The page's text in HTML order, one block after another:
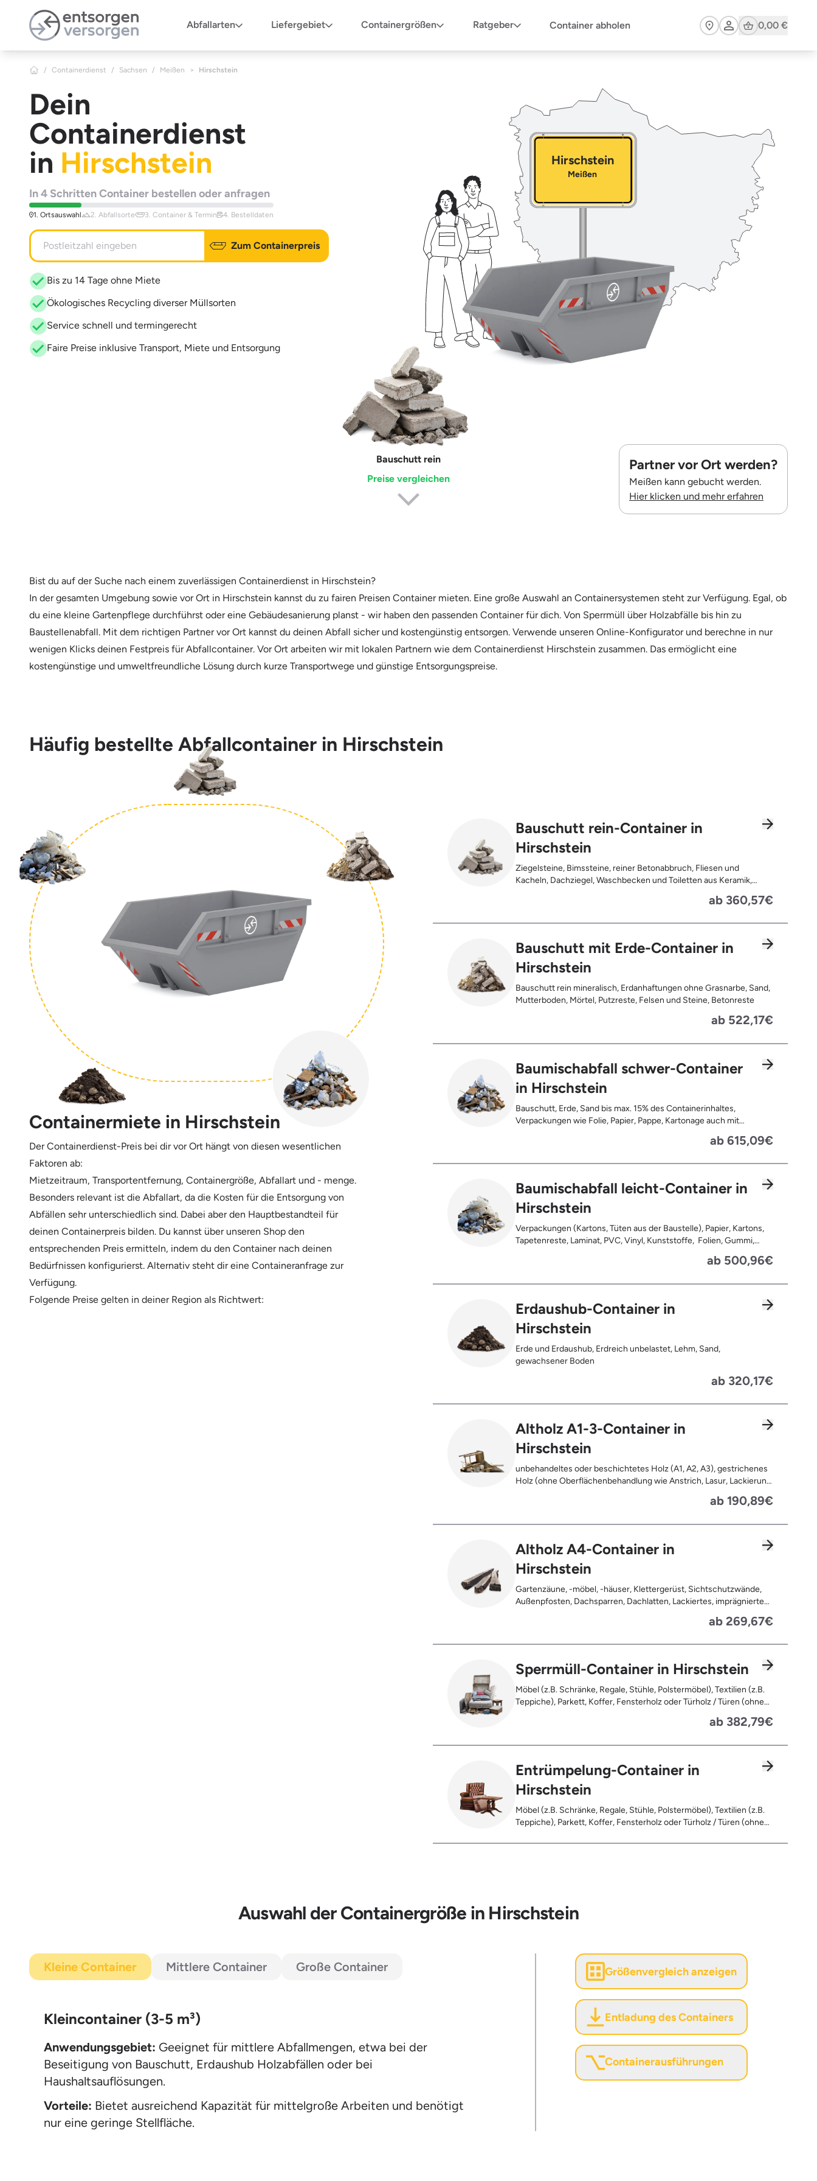
Abfallarten
Liefergebiet Containergrößen Ratgeber Container abholen Cart0,00 €
/ Containerdienst / Sachsen / Meißen > Hirschstein
Dein
Containerdienst
in Hirschstein
In 4 Schritten Container bestellen oder anfragen
1. Ortsauswahl 2. Abfallsorte 3. Container & Termin 4. Bestelldaten
Zum Containerpreis
Bis zu 14 Tage ohne Miete
Ökologisches Recycling diverser Müllsorten
Service schnell und termingerecht
Faire Preise inklusive Transport, Miete und Entsorgung
Hirschstein
Meißen
Erdaushub
Preise vergleichen
Partner vor Ort werden?
Meißen kann gebucht werden.
Hier klicken und mehr erfahren
Bist du auf der Suche nach einem zuverlässigen Containerdienst in Hirschstein?
In der gesamten Umgebung sowie vor Ort in Hirschstein kannst du zu fairen Preisen Container mieten. Eine große Auswahl an Containersystemen steht zur Verfügung. Egal, ob
du eine kleine Gartenpflege durchführst oder eine Gebäudesanierung planst - wir haben den passenden Container für dich. Von Sperrmüll über Holzabfälle bis hin zu
Baustellenabfall. Mit dem richtigen Partner vor Ort kannst du deinen Abfall sicher und kostengünstig entsorgen. Verwende unseren Online-Konfigurator und berechne in nur
wenigen Klicks deinen Festpreis für Abfallcontainer. Vor Ort arbeiten wir mit lokalen Partnern wie dem Containerdienst Hirschstein zusammen. Das ermöglicht eine
kostengünstige und umweltfreundliche Lösung durch kurze Transportwege und günstige Entsorgungspreise.
Häufig bestellte Abfallcontainer in Hirschstein
Containermiete in Hirschstein
Der Containerdienst-Preis bei dir vor Ort hängt von diesen wesentlichen
Faktoren ab:
Mietzeitraum, Transportentfernung, Containergröße, Abfallart und - menge.
Besonders relevant ist die Abfallart, da die Kosten für die Entsorgung von
Abfällen sehr unterschiedlich sind. Dabei aber den Hauptbestandteil für
deinen Containerpreis bilden. Du kannst über unseren Shop den
entsprechenden Preis ermitteln, indem du den Container nach deinen
Bedürfnissen konfigurierst. Alternativ steht dir eine Containeranfrage zur
Verfügung.
Folgende Preise gelten in deiner Region als Richtwert:
Bauschutt rein-Container in
Hirschstein
Ziegelsteine, Bimssteine, reiner Betonabbruch, Fliesen und
Kacheln, Dachziegel, Waschbecken und Toiletten aus Keramik,
ab 360,57€
Bauschutt mit Erde-Container in
Hirschstein
Bauschutt rein mineralisch, Erdanhaftungen ohne Grasnarbe, Sand,
Mutterboden, Mörtel, Putzreste, Felsen und Steine, Betonreste
ab 522,17€
Baumischabfall schwer-Container
in Hirschstein
Bauschutt, Erde, Sand bis max. 15% des Containerinhaltes,
Verpackungen wie Folie, Papier, Pappe, Kartonage auch mit
Kunststoffe, Gummi, Styropor, Holz (z.B. Spanplatten, Bauholz,
Innenbereich, Restentleerte Gebinde wie Dosen, Fässer, Eimer,
Sauerkrautplatten
ab 615,09€
Baumischabfall leicht-Container in
Hirschstein
Verpackungen (Kartons, Tüten aus der Baustelle), Papier, Kartons,
Tapetenreste, Laminat, PVC, Vinyl, Kunststoffe, Folien, Gummi,
Teppiche, Gardinen, Gipswände/ Trockenbauwände, Metalle,
max. 5% des gesamten Containerinhalts
ab 500,96€
Erdaushub-Container in
Hirschstein
Erde und Erdaushub, Erdreich unbelastet, Lehm, Sand,
gewachsener Boden
ab 320,17€
Altholz A1-3-Container in
Hirschstein
unbehandeltes oder beschichtetes Holz (A1, A2, A3), gestrichenes
Holz (ohne Oberflächenbehandlung wie Anstrich, Lasur, Lackierung
Möbel und Türen, Geleimtes Holz oder Furnierholz, Unbehandeltes
ab 190,89€
Altholz A4-Container in
Hirschstein
Gartenzäune, -möbel, -häuser, Klettergerüst, Sichtschutzwände,
Außenpfosten, Dachsparren, Dachlatten, Lackiertes, imprägniertes
verbranntes Holz, Fensterrahmen, Außentüren, Balkongeländer,
ab 269,67€
Sperrmüll-Container in Hirschstein
Möbel (z.B. Schränke, Regale, Stühle, Polstermöbel), Textilien (z.B.
Teppiche), Parkett, Koffer, Fensterholz oder Türholz / Türen (ohne
ab 382,79€
Entrümpelung-Container in
Hirschstein
Möbel (z.B. Schränke, Regale, Stühle, Polstermöbel), Textilien (z.B.
Teppiche), Parkett, Koffer, Fensterholz oder Türholz / Türen (ohne
Restentleerte Gebinde wie Dosen, Fässer, Eimer, Sonstiger
Auswahl der Containergröße in Hirschstein
Kleine Container Mittlere Container Große Container
Kleincontainer (3-5 m³)
Anwendungsgebiet: Geeignet für mittlere Abfallmengen, etwa bei der
Beseitigung von Bauschutt, Erdaushub Holzabfällen oder bei
Haushaltsauflösungen.
Vorteile: Bietet ausreichend Kapazität für mittelgroße Arbeiten und benötigt
nur eine geringe Stellfläche.
Größenvergleich anzeigen
Entladung des Containers
Containerausführungen